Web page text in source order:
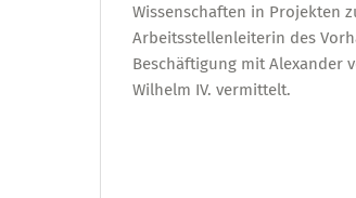
Wissenschaften in Projekten
Arbeitsstellenleiterin des
Beschäftigung mit Alexander
Wilhelm IV. vermittelt.